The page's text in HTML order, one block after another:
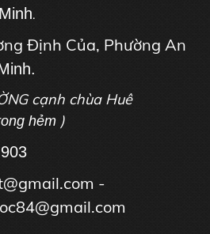
.
Định Của, Phường An
cạnh chùa Huê
hẻm )
-